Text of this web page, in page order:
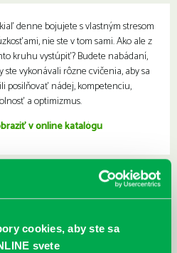
cookies, aby ste sa
svete
denne bojujete s vlastným stresom
nie ste v tom sami. Ako ale z
kruhu vystúpiť? Budete nabádaní,
ste vykonávali rôzne cvičenia, aby sa
posilňovať nádej, kompetenciu,
a optimizmus.
v online katalógu